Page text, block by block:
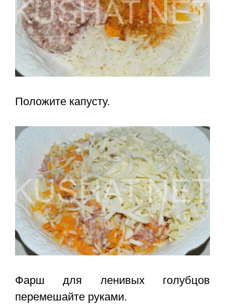
Положите капусту.
Фарш для ленивых голубцов
перемешайте руками.